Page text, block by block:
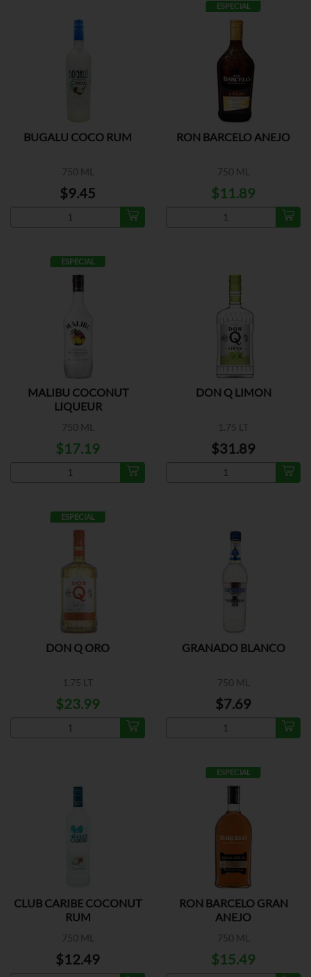
BUGALU COCO RUM
750 ML
$9.45
ESPECIAL
RON BARCELO ANEJO
750 ML
$11.89
ESPECIAL
MALIBU COCONUT
LIQUEUR
750 ML
$17.19
DON Q LIMON
1.75 LT
$31.89
ESPECIAL
DON Q ORO
1.75 LT
$23.99
GRANADO BLANCO
750 ML
$7.69
CLUB CARIBE COCONUT
RUM
750 ML
$12.49
ESPECIAL
RON BARCELO GRAN
ANEJO
750 ML
$15.49